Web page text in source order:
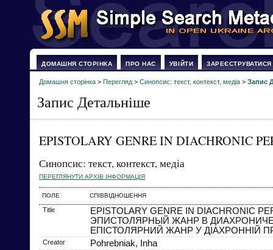
ДОМАШНЯ СТОРІНКА ПРО НАС УВІЙТИ ЗАРЕЄСТРУВАТИСЯ
Домашня сторінка > Перегляд > Синопсис: текст, контекст, медіа > Запис
Запис Детальніше
EPISTOLARY GENRE IN DIACHRONIC
Синопсис: текст, контекст, медіа
ПЕРЕГЛЯНУТИ АРХІВ ІНФОРМАЦІЯ
ПОЛЕ СПІВВІДНОШЕННЯ
Title
EPISTOLARY GENRE IN DIACHRONIC
ЭПИСТОЛЯРНЫЙ ЖАНР В
ЕПІСТОЛЯРНИЙ ЖАНР У ДІАХРОННІЙ
Creator Pohrebniak, Inha